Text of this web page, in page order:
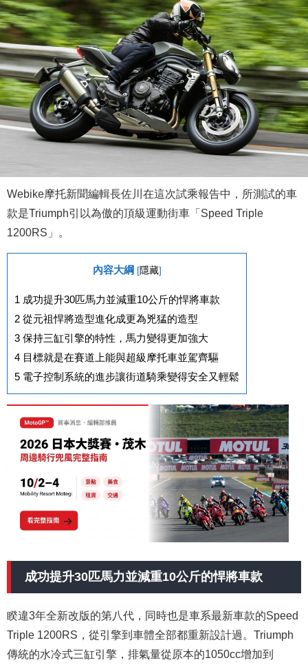
Webike摩托新聞編輯長佐川在這次試乘報告中，所測試的車
款是Triumph引以為傲的頂級運動街車「Speed Triple
1200RS」。
內容大綱 [隱藏]
1 成功提升30匹馬力並減重10公斤的悍將車款
2 從元祖悍將造型進化成更為兇猛的造型
3 保持三缸引擎的特性，馬力變得更加強大
4 目標就是在賽道上能與超級摩托車並駕齊驅
5 電子控制系統的進步讓街道騎乘變得安全又輕鬆
成功提升30匹馬力並減重10公斤的悍將車款
睽違3年全新改版的第八代，同時也是車系最新車款的Speed
Triple 1200RS，從引擎到車體全部都重新設計過。Triumph
傳統的水冷式三缸引擎，排氣量從原本的1050cc增加到